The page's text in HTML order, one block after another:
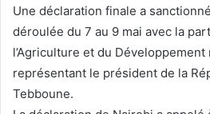
Une déclaration finale a
déroulée du 7 au 9 mai avec la
l’Agriculture et du
représentant le président de la
Tebboune.